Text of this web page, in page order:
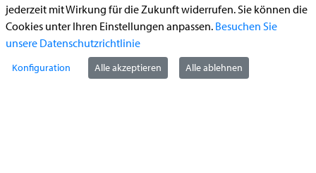
Führerschein (Umtausch)
Reiterplakette (Verlängerungsantrag online)
Ummeldung zugelassenes Fahrzeug
jederzeit mit Wirkung für die Zukunft widerrufen. Sie können die
Cookies unter Ihren Einstellungen anpassen. Besuchen Sie
unsere Datenschutzrichtlinie
Konfiguration Alle akzeptieren Alle ablehnen